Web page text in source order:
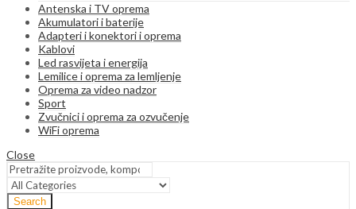
Antenska i TV oprema
Akumulatori i baterije
Adapteri i konektori i oprema
Kablovi
Led rasvijeta i energija
Lemilice i oprema za lemljenje
Oprema za video nadzor
Sport
Zvučnici i oprema za ozvučenje
WiFi oprema
Close
Search